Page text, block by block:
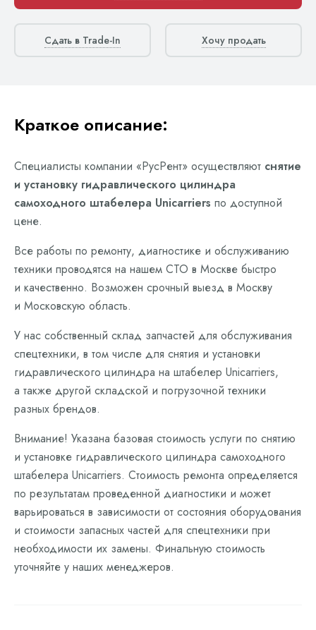
Сдать в Trade-In Хочу продать
Краткое описание:
Специалисты компании «РусРент» осуществляют снятие
и установку гидравлического цилиндра
самоходного штабелера Unicarriers по доступной
цене.
Все работы по ремонту, диагностике и обслуживанию
техники проводятся на нашем СТО в Москве быстро
и качественно. Возможен срочный выезд в Москву
и Московскую область.
У нас собственный склад запчастей для обслуживания
спецтехники, в том числе для снятия и установки
гидравлического цилиндра на штабелер Unicarriers,
а также другой складской и погрузочной техники
разных брендов.
Внимание! Указана базовая стоимость услуги по снятию
и установке гидравлического цилиндра самоходного
штабелера Unicarriers. Стоимость ремонта определяется
по результатам проведенной диагностики и может
варьироваться в зависимости от состояния оборудования
и стоимости запасных частей для спецтехники при
необходимости их замены. Финальную стоимость
уточняйте у наших менеджеров.